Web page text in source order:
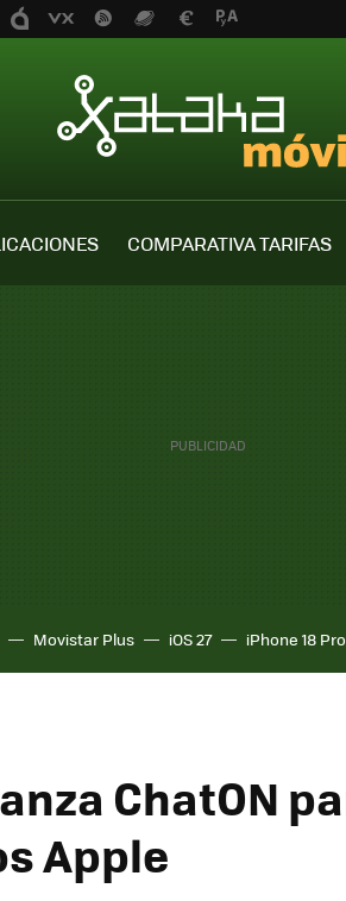
COMPARATIVA TARIFAS
Movistar Plus iOS 27 iPhone 18 Pro
ChatON
Apple